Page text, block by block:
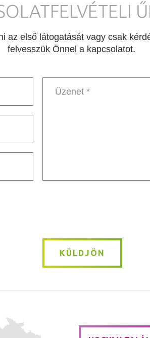
az első látogatását vagy csak
felvesszük Önnel a kapcsolatot.
KÜLDJÖN